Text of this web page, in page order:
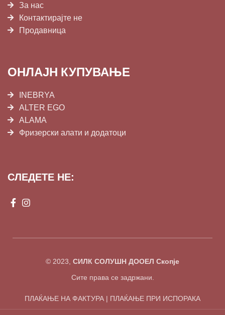
За нас
Контактирајте не
Продавница
ОНЛАЈН КУПУВАЊЕ
INEBRYA
ALTER EGO
ALAMA
Фризерски алати и додатоци
СЛЕДЕТЕ НЕ:
© 2023, СИЛК СОЛУШН ДООЕЛ Скопје
Сите права се задржани.
ПЛАЌАЊЕ НА ФАКТУРА | ПЛАЌАЊЕ ПРИ ИСПОРАКА